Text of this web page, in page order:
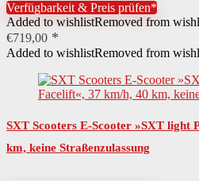
Verfügbarkeit & Preis prüfen*
Added to wishlistRemoved from
€719,00
Added to wishlistRemoved from
SXT Scooters E-Scooter »SXT light
km, keine Straßenzulassung